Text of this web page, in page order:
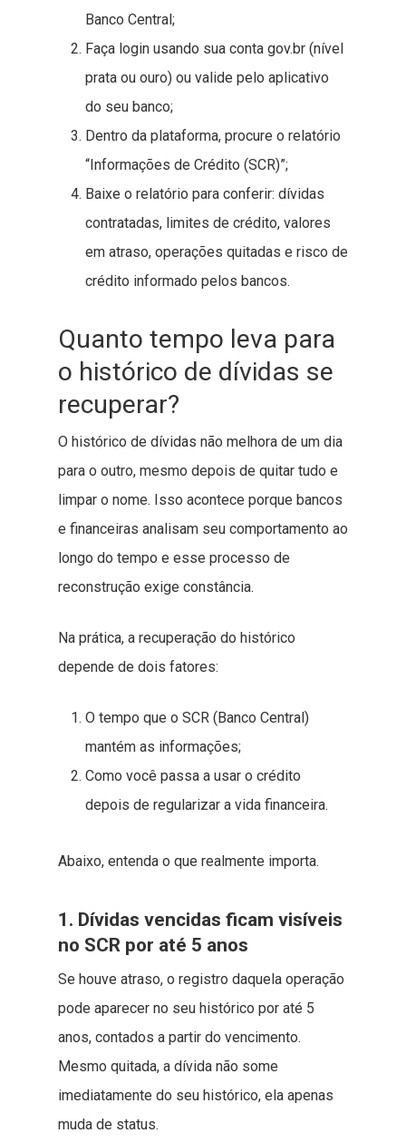
Banco Central;
Faça login usando sua conta gov.br (nível
prata ou ouro) ou valide pelo aplicativo
do seu banco;
Dentro da plataforma, procure o relatório
“Informações de Crédito (SCR)”;
Baixe o relatório para conferir: dívidas
contratadas, limites de crédito, valores
em atraso, operações quitadas e risco de
crédito informado pelos bancos.
Quanto tempo leva para
o histórico de dívidas se
recuperar?
O histórico de dívidas não melhora de um dia
para o outro, mesmo depois de quitar tudo e
limpar o nome. Isso acontece porque bancos
e financeiras analisam seu comportamento ao
longo do tempo e esse processo de
reconstrução exige constância.
Na prática, a recuperação do histórico
depende de dois fatores:
O tempo que o SCR (Banco Central)
mantém as informações;
Como você passa a usar o crédito
depois de regularizar a vida financeira.
Abaixo, entenda o que realmente importa.
1. Dívidas vencidas ficam visíveis
no SCR por até 5 anos
Se houve atraso, o registro daquela operação
pode aparecer no seu histórico por até 5
anos, contados a partir do vencimento.
Mesmo quitada, a dívida não some
imediatamente do seu histórico, ela apenas
muda de status.